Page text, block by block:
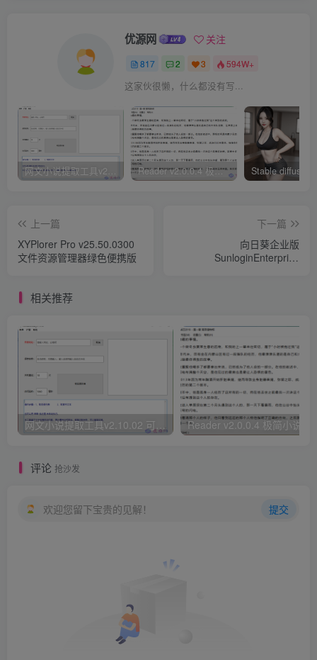
优源网 关注
817 2 3 594W+
这家伙很懒，什么都没有写...
网文小说提取工具v2.10.02 可以自动下载小说 从此不再花钱看小说 Reader v2.0.0.4 极简小说阅读器支持导入在线及离线书源
上一篇
XYPlorer Pro v25.50.0300
文件资源管理器绿色便携版
下一篇
向日葵企业版
SunloginEnterprise
相关推荐
评论 抢沙发
欢迎您留下宝贵的见解！ 提交